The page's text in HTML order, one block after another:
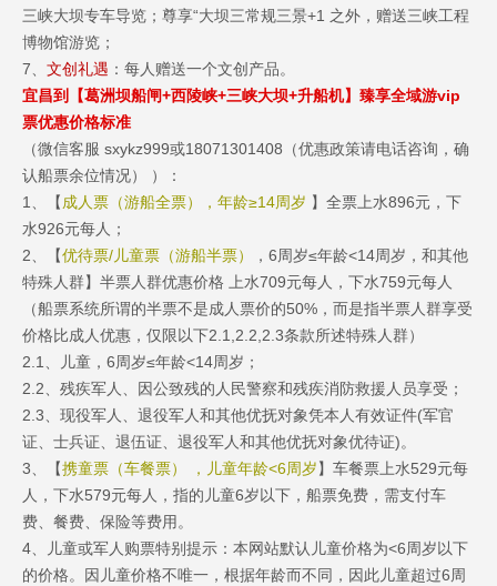
三峡大坝专车导览；尊享“大坝三常规三景+1 之外，赠送三峡工程
博物馆游览；
7、 文创礼遇 ：每人赠送一个文创产品。
宜昌到【葛洲坝船闸+西陵峡+三峡大坝+升船机】臻享全域游vip
票优惠价格标准
（微信客服 sxykz999或18071301408（优惠政策请电话咨询，确
认船票余位情况） ）：
1、【成人票（游船全票），年龄≥14周岁 】全票上水896元，下
水926元每人；
2、【优待票/儿童票（游船半票）
，6周岁≤年龄<14周岁，和其他
特殊人群】半票人群优惠价格 上水709元每人，下水759元每人
（船票系统所谓的半票不是成人票价的50%，而是指半票人群享受
价格比成人优惠，仅限以下2.1,2.2,2.3条款所述特殊人群）
2.1、儿童，6周岁≤年龄<14周岁；
2.2、残疾军人、因公致残的人民警察和残疾消防救援人员享受；
2.3、现役军人、退役军人和其他优抚对象凭本人有效证件(军官
证、士兵证、退伍证、退役军人和其他优抚对象优待证)。
3、【携童票（车餐票） ，儿童年龄<6周岁】车餐票上水529元每
人，下水579元每人，指的儿童6岁以下，船票免费，需支付车
费、餐费、保险等费用。
4、儿童或军人购票特别提示：本网站默认儿童价格为<6周岁以下
的价格。因儿童价格不唯一，根据年龄而不同，因此儿童超过6周